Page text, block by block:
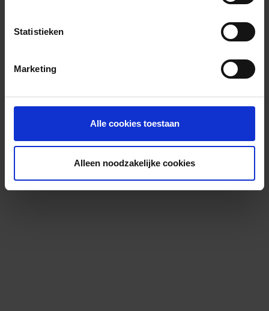
Statistieken
Marketing
Alle cookies toestaan
Alleen noodzakelijke cookies